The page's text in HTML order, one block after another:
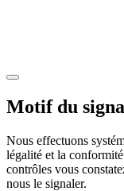
Motif du
Nous effectuons
légalité et la
contrôles vous
nous le signaler.